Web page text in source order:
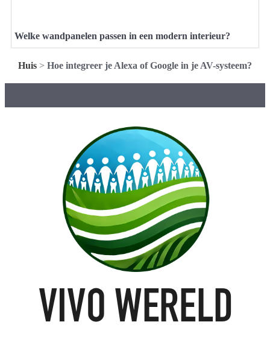
Welke wandpanelen passen in een modern interieur?
Huis > Hoe integreer je Alexa of Google in je AV-systeem?